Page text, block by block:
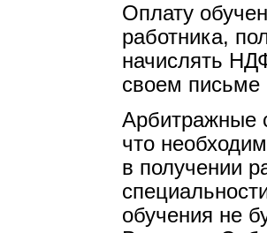
Оплату
работника,
начислять
своем письме
Арбитражные
что
в получении
обучения не